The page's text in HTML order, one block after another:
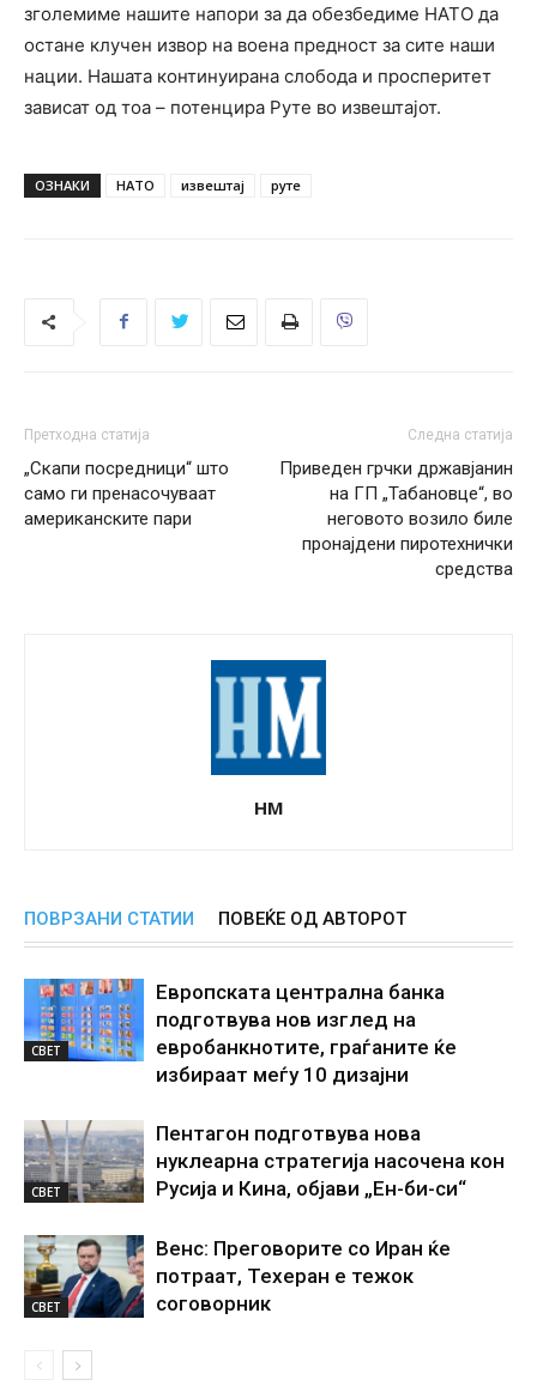
зголемиме нашите напори за да обезбедиме НАТО да
остане клучен извор на воена предност за сите наши
нации. Нашата континуирана слобода и просперитет
зависат од тоа – потенцира Руте во извештајот.
ОЗНАКИ НАТО извештај руте
Претходна статија
„Скапи посредници“ што
само ги пренасочуваат
американските пари
Следна статија
Приведен грчки државјанин
на ГП „Табановце“, во
неговото возило биле
пронајдени пиротехнички
средства
НМ
ПОВРЗАНИ СТАТИИ ПОВЕЌЕ ОД АВТОРОТ
СВЕТ
Европската централна банка
подготвува нов изглед на
евробанкнотите, граѓаните ќе
избираат меѓу 10 дизајни
СВЕТ
Пентагон подготвува нова
нуклеарна стратегија насочена кон
Русија и Кина, објави „Ен-би-си“
СВЕТ
Венс: Преговорите со Иран ќе
потраат, Техеран е тежок
соговорник